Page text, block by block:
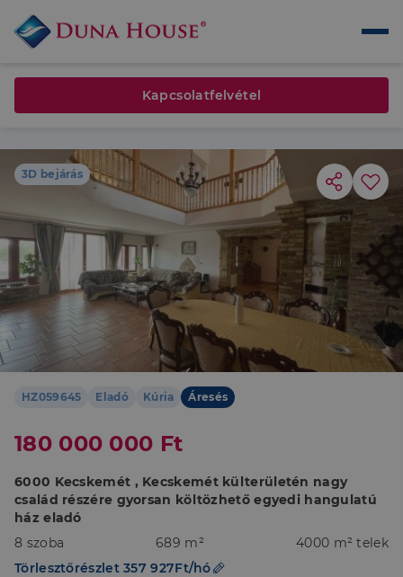
3D bejárás
HZ059645 Eladó Kúria Áresés
180 000 000 Ft
6000 Kecskemét , Kecskemét külterületén nagy
család részére gyorsan költözhető egyedi hangulatú
ház eladó
8 szoba
689 m²
4000 m² telek
Törlesztőrészlet 357 927Ft/hó
Kapcsolatfelvétel